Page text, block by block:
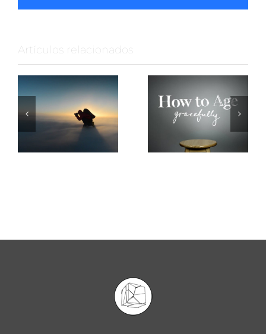
Artículos relacionados